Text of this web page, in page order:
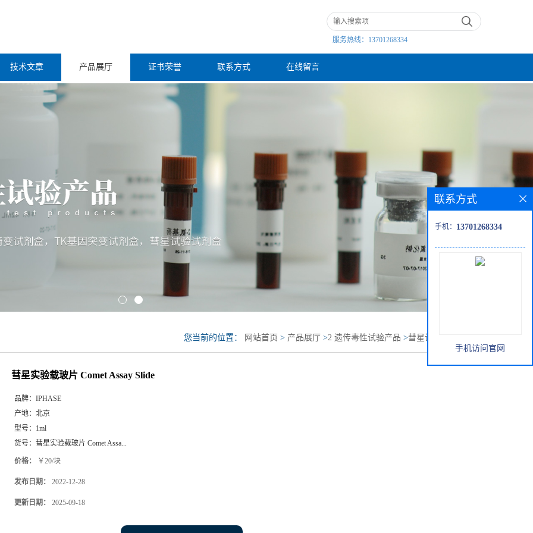
服务热线： 13701268334
技术文章 产品展厅 证书荣誉 联系方式 在线留言
您当前的位置： 网站首页 > 产品展厅 >2 遗传毒性试验产品 >彗星试验产品
彗星实验载玻片 Comet Assay Slide
品牌： IPHASE
产地： 北京
型号： 1ml
货号： 彗星实验载玻片 Comet Assa...
价格： ￥20/块
发布日期： 2022-12-28
更新日期： 2025-09-18
联系方式
手机： 13701268334
手机访问官网